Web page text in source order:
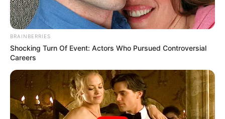
BRAINBERRIES
Shocking Turn Of Event: Actors Who Pursued Controversial
Careers